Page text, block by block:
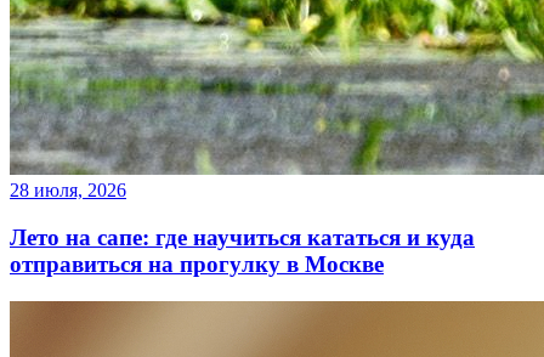
28 июля, 2026
Лето на сапе: где научиться кататься и куда
отправиться на прогулку в Москве